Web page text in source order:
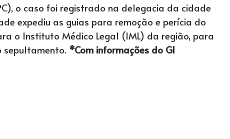
o caso foi registrado na delegacia da cidade
expediu as guias para remoção e perícia do
o Instituto Médico Legal (IML) da região, para
sepultamento. *Com informações do G1